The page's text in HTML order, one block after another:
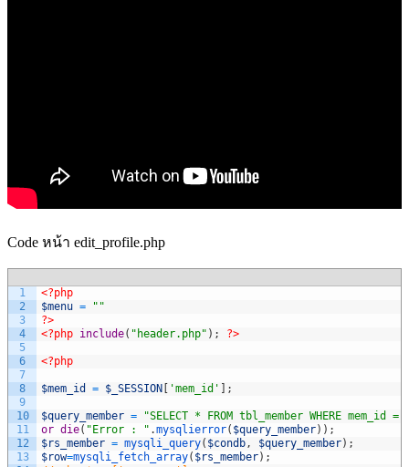
Code หน้า edit_profile.php
1
2
3
4
5
6
7
8
9
10
11
12
13
<?php
$menu =
""
?>
<?php include( "header.php" ) ; ?>
<?php
$mem_id = $_SESSION [ 'mem_id' ] ;
$query_member =
"SELECT * FROM tbl_member WHERE mem_id =
or die( "Error : " .mysqlierror( $query_member) ) ;
$rs_member = mysqli_query( $condb, $query_member) ;
$row=mysqli_fetch_array( $rs_member) ;